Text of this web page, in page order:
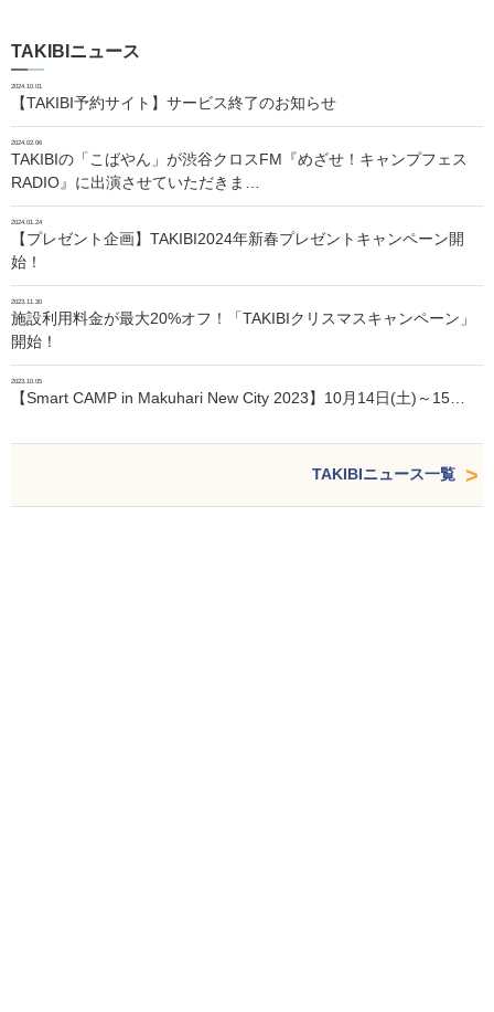
TAKIBIニュース
2024.10.01
【TAKIBI予約サイト】サービス終了のお知らせ
2024.02.06
TAKIBIの「こばやん」が渋谷クロスFM『めざせ！キャンプフェス
RADIO』に出演させていただきま…
2024.01.24
【プレゼント企画】TAKIBI2024年新春プレゼントキャンペーン開
始！
2023.11.30
施設利用料金が最大20%オフ！「TAKIBIクリスマスキャンペーン」
開始！
2023.10.05
【Smart CAMP in Makuhari New City 2023】10月14日(土)～15…
TAKIBIニュース一覧